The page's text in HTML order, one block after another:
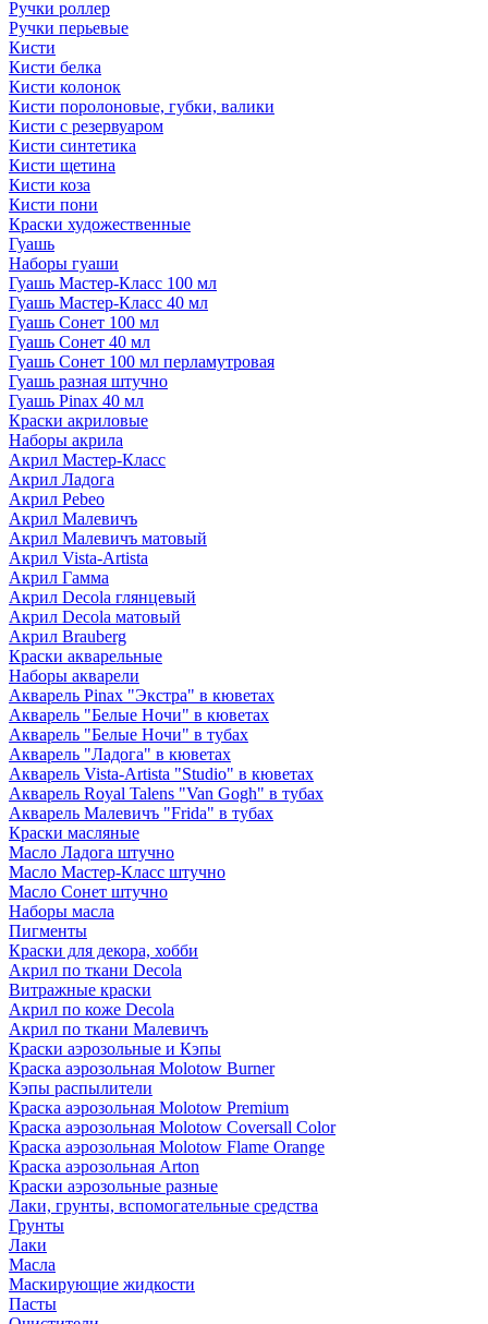
Ручки роллер
Ручки перьевые
Кисти
Кисти белка
Кисти колонок
Кисти поролоновые, губки, валики
Кисти с резервуаром
Кисти синтетика
Кисти щетина
Кисти коза
Кисти пони
Краски художественные
Гуашь
Наборы гуаши
Гуашь Мастер-Класс 100 мл
Гуашь Мастер-Класс 40 мл
Гуашь Сонет 100 мл
Гуашь Сонет 40 мл
Гуашь Сонет 100 мл перламутровая
Гуашь разная штучно
Гуашь Pinax 40 мл
Краски акриловые
Наборы акрила
Акрил Мастер-Класс
Акрил Ладога
Акрил Pebeo
Акрил Малевичъ
Акрил Малевичъ матовый
Акрил Vista-Artista
Акрил Гамма
Акрил Decola глянцевый
Акрил Decola матовый
Акрил Brauberg
Краски акварельные
Наборы акварели
Акварель Pinax "Экстра" в кюветах
Акварель "Белые Ночи" в кюветах
Акварель "Белые Ночи" в тубах
Акварель "Ладога" в кюветах
Акварель Vista-Artista "Studio" в кюветах
Акварель Royal Talens "Van Gogh" в тубах
Акварель Малевичъ "Frida" в тубах
Краски масляные
Масло Ладога штучно
Масло Мастер-Класс штучно
Масло Сонет штучно
Наборы масла
Пигменты
Краски для декора, хобби
Акрил по ткани Decola
Витражные краски
Акрил по коже Decola
Акрил по ткани Малевичъ
Краски аэрозольные и Кэпы
Краска аэрозольная Molotow Burner
Кэпы распылители
Краска аэрозольная Molotow Premium
Краска аэрозольная Molotow Coversall Color
Краска аэрозольная Molotow Flame Orange
Краска аэрозольная Arton
Краски аэрозольные разные
Лаки, грунты, вспомогательные средства
Грунты
Лаки
Масла
Маскирующие жидкости
Пасты